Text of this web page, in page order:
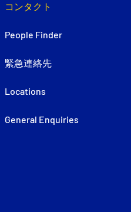
コンタクト
People Finder
緊急連絡先
Locations
General Enquiries